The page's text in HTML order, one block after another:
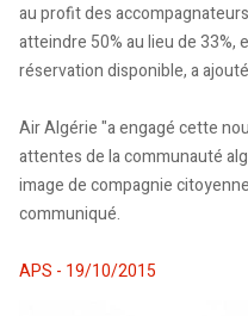
au profit des
atteindre 50% au lieu de 33%,
réservation disponible, a
Air Algérie "a engagé cette
attentes de la communauté
image de compagnie
communiqué.
APS - 19/10/2015